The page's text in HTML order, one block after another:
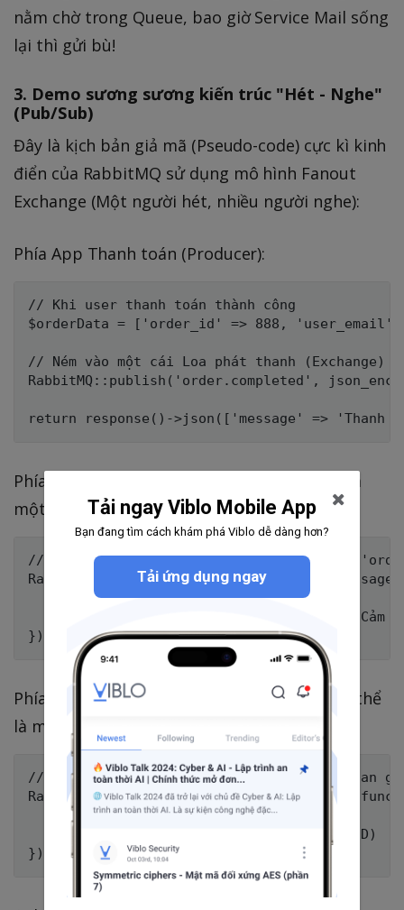
nằm chờ trong Queue, bao giờ Service Mail sống
lại thì gửi bù!
3. Demo sương sương kiến trúc "Hét - Nghe"
(Pub/Sub)
Đây là kịch bản giả mã (Pseudo-code) cực kì kinh
điển của RabbitMQ sử dụng mô hình Fanout
Exchange (Một người hét, nhiều người nghe):
Phía App Thanh toán (Producer):
// Khi user thanh toán thành công
$orderData = ['order_id' => 888, 'user_email'
// Ném vào một cái Loa phát thanh
RabbitMQ::publish('order.completed',
Phía Worker Gửi Mail (Consumer 1 - Có thể là
một app Node.js khác):
// Lắng nghe trên Queue được nối với loa
RabbitMQ.consume('queue_send_email',
    let order = JSON.parse(message);
EmailService.send(order.user_email, "Cảm
Phía Worker Elasticsearch (Consumer 2 - Có thể
là một app Golang):
// Cùng lắng nghe cái loa đó, chả liên quan
RabbitMQ.Consume("queue_update_elastic",
    order := parse(message)
    ElasticSearch.UpdateInventory(order.ID)
Tải ngay Viblo Mobile App
Bạn đang tìm cách khám phá Viblo dễ dàng hơn?
Tải ứng dụng ngay